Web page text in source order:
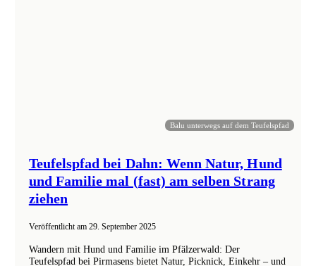
Teufelspfad bei Dahn: Wenn Natur, Hund
und Familie mal (fast) am selben Strang
ziehen
Veröffentlicht am 29. September 2025
Balu unterwegs auf dem Teufelspfad
Wandern mit Hund und Familie im Pfälzerwald: Der
Teufelspfad bei Pirmasens bietet Natur, Picknick, Einkehr – und